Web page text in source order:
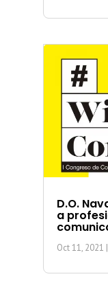
D.O.
a
Oct 11, 2021